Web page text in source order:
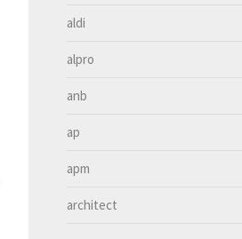
aldi
alpro
anb
ap
apm
architect